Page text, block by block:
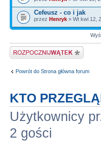
Cefeusz - co i jak
przez Henryk » Wt kwi 12,
Napisz wątek
Powrót do Strona główna forum
KTO
Użytkownicy
2 gości